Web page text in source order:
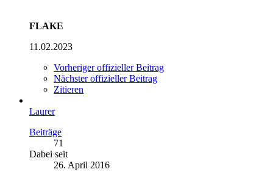
FLAKE
11.02.2023
Vorheriger offizieller Beitrag
Nächster offizieller Beitrag
Zitieren
Laurer
Beiträge
71
Dabei seit
26. April 2016